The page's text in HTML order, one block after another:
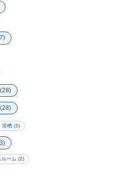
(28)
(28)
浴槽 (3)
ルーム (2)